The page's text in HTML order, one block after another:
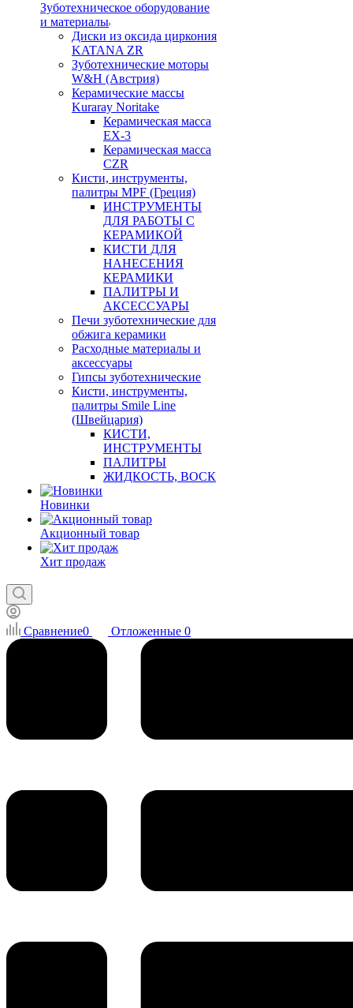
Зуботехническое оборудование
и материалы
Диски из оксида циркония
KATANA ZR
Зуботехнические моторы
W&H (Австрия)
Керамические массы
Kuraray Noritake
Керамическая масса
EX-3
Керамическая масса
CZR
Кисти, инструменты,
палитры MPF (Греция)
ИНСТРУМЕНТЫ
ДЛЯ РАБОТЫ С
КЕРАМИКОЙ
КИСТИ ДЛЯ
НАНЕСЕНИЯ
КЕРАМИКИ
ПАЛИТРЫ И
АКСЕССУАРЫ
Печи зуботехнические для
обжига керамики
Расходные материалы и
аксессуары
Гипсы зуботехнические
Кисти, инструменты,
палитры Smile Line
(Швейцария)
КИСТИ,
ИНСТРУМЕНТЫ
ПАЛИТРЫ
ЖИДКОСТЬ, ВОСК
Новинки
Акционный товар
Хит продаж
Сравнение0 Отложенные 0